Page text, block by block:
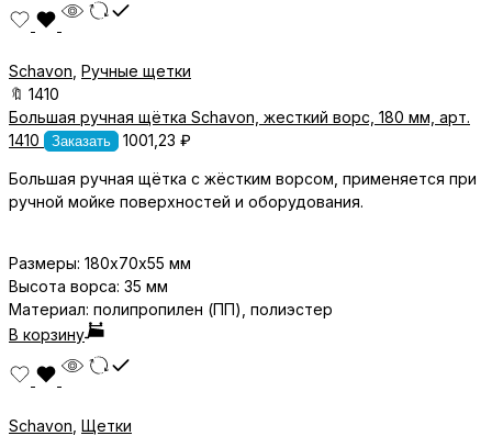
Schavon Ручные щетки
🔖 1410
Большая ручная щётка Schavon, жесткий ворс, 180 мм, арт.
1410
Заказать 1001,23 ₽
Большая ручная щётка с жёстким ворсом, применяется при
ручной мойке поверхностей и оборудования.
Размеры: 180х70х55 мм
Высота ворса: 35 мм
Материал: полипропилен (ПП), полиэстер
В корзину
Schavon Щетки